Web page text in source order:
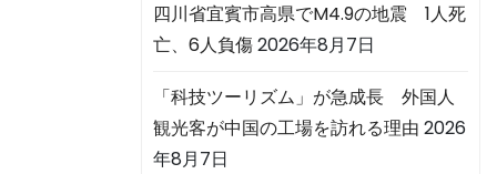
四川省宜賓市高県でM4.9の地震 1人死
亡、6人負傷2026年8月7日
「科技ツーリズム」が急成長 外国人
観光客が中国の工場を訪れる理由 2026
年8月7日